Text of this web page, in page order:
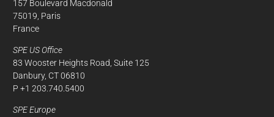
157 Boulevard Macdonald
75019, Paris
France
SPE US Office
83 Wooster Heights Road, Suite 125
Danbury, CT 06810
P +1 203.740.5400
SPE Europe